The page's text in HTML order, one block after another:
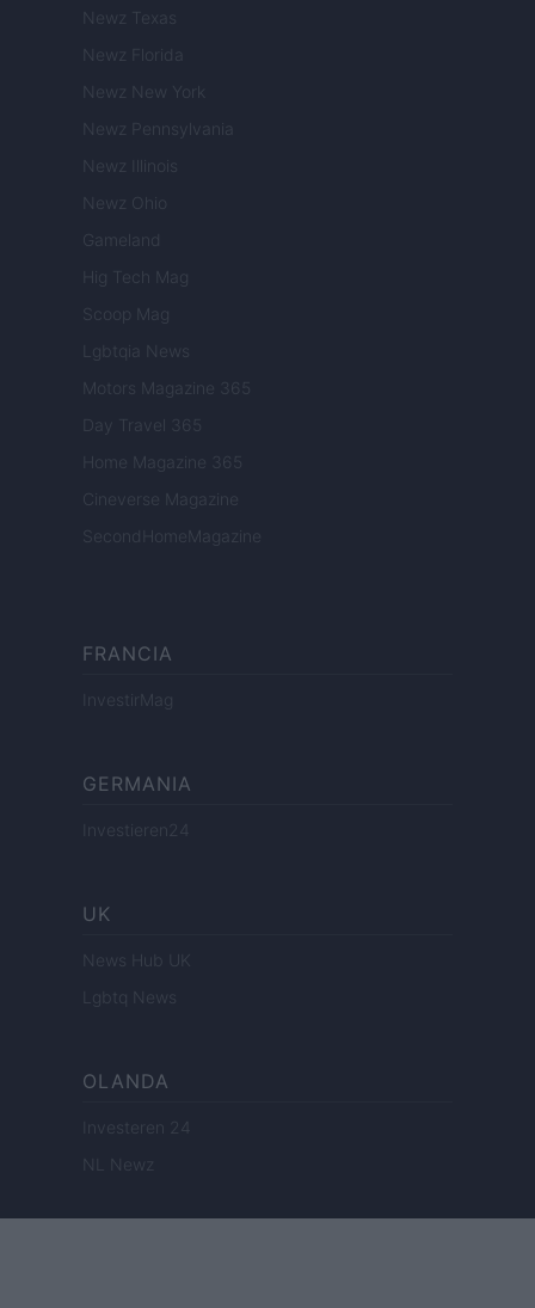
Newz Texas
Newz Florida
Newz New York
Newz Pennsylvania
Newz Illinois
Newz Ohio
Gameland
Hig Tech Mag
Scoop Mag
Lgbtqia News
Motors Magazine 365
Day Travel 365
Home Magazine 365
Cineverse Magazine
SecondHomeMagazine
FRANCIA
InvestirMag
GERMANIA
Investieren24
UK
News Hub UK
Lgbtq News
OLANDA
Investeren 24
NL Newz